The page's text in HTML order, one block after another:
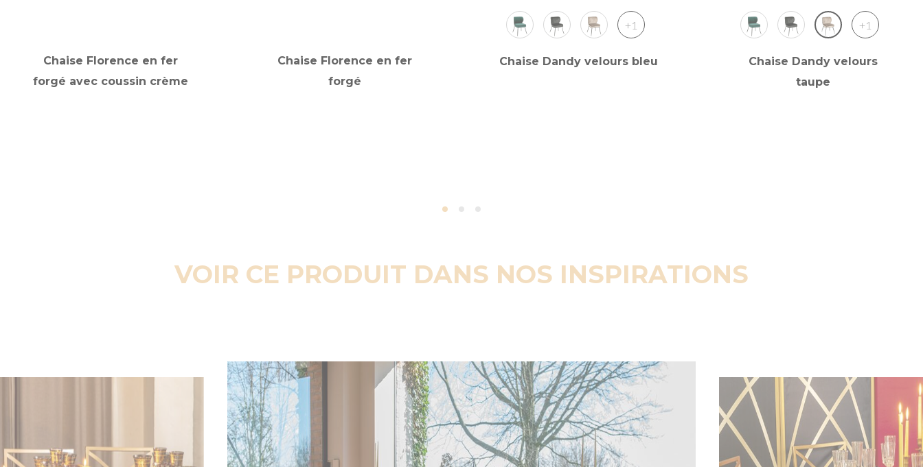
Chaise Florence en fer
forgé avec coussin crème
Chaise Florence en fer
forgé
+1
Chaise Dandy velours bleu
+1
Chaise Dandy velours
taupe
VOIR CE PRODUIT DANS NOS INSPIRATIONS